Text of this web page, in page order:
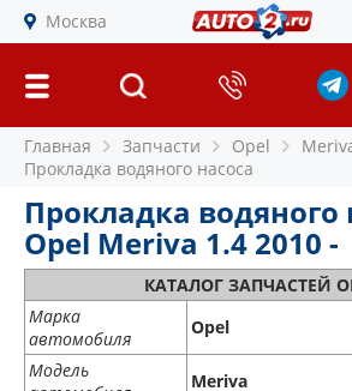
Москва
Главная Запчасти Opel
Прокладка водяного насоса
Прокладка водяного
Opel Meriva 1.4 2010 -
КАТАЛОГ ЗАПЧАСТЕЙ
Марка
автомобиля
Opel
Модель
Meriva